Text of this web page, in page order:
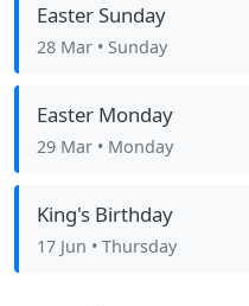
Easter Sunday
28 Mar • Sunday
Easter Monday
29 Mar • Monday
King's Birthday
17 Jun • Thursday